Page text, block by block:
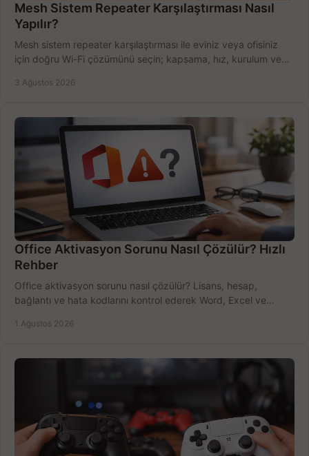
Mesh Sistem Repeater Karşılaştırması Nasıl
Yapılır?
Mesh sistem repeater karşılaştırması ile eviniz veya ofisiniz
için doğru Wi-Fi çözümünü seçin; kapsama, hız, kurulum ve
3 Ağustos 2026
Office Aktivasyon Sorunu Nasıl Çözülür? Hızlı
Rehber
Office aktivasyon sorunu nasıl çözülür? Lisans, hesap,
bağlantı ve hata kodlarını kontrol ederek Word, Excel ve
1 Ağustos 2026